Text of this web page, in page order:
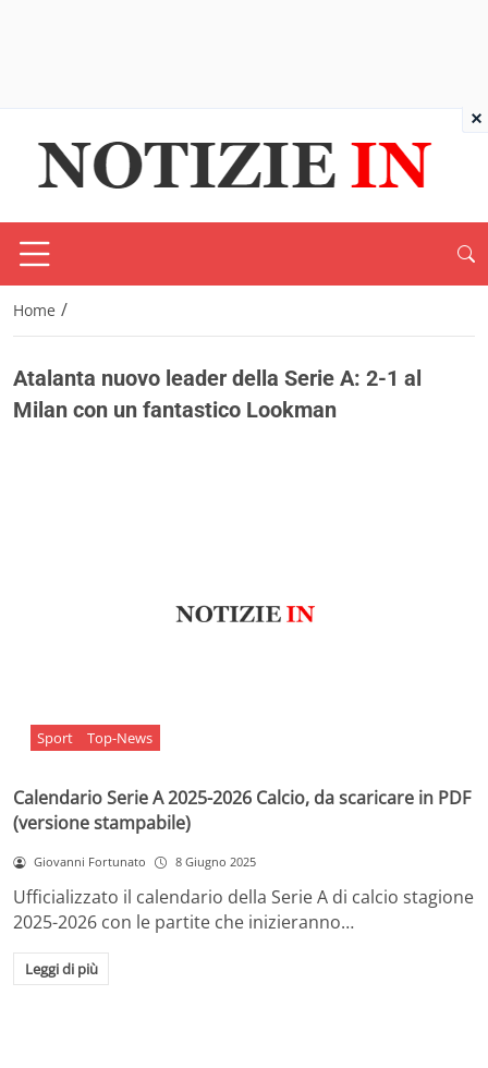
Home /
Atalanta nuovo leader della Serie A: 2-1 al
Milan con un fantastico Lookman
Sport Top-News
Calendario Serie A 2025-2026 Calcio, da scaricare in PDF
(versione stampabile)
Giovanni Fortunato 8 Giugno 2025
Ufficializzato il calendario della Serie A di calcio stagione
2025-2026 con le partite che inizieranno…
Leggi di più
×